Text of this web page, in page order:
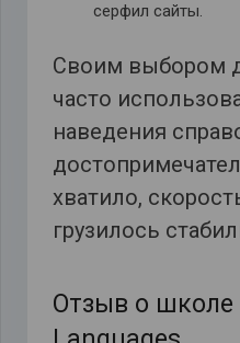
серфил сайты.
Своим выбором
часто
наведения
хватило,
грузилось
Отзыв о школе